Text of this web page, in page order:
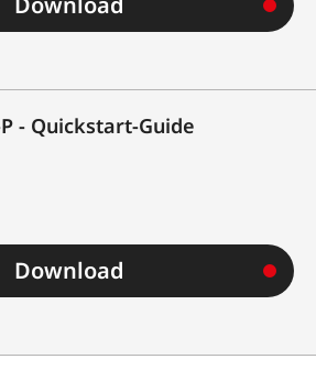
- Quickstart-Guide
Download